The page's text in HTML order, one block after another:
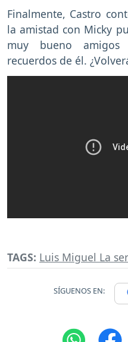
Finalmente, Castro
la amistad con Micky
muy bueno
recuerdos de él.
TAGS: Luis Miguel La
SÍGUENOS EN: